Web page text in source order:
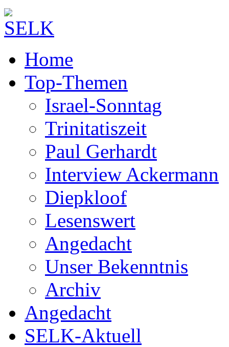
Home
Top-Themen
Israel-Sonntag
Trinitatiszeit
Paul Gerhardt
Interview Ackermann
Diepkloof
Lesenswert
Angedacht
Unser Bekenntnis
Archiv
Angedacht
SELK-Aktuell